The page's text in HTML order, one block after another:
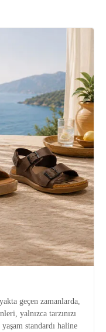
geçen zamanlarda,
yalnızca tarzınızı
standardı haline